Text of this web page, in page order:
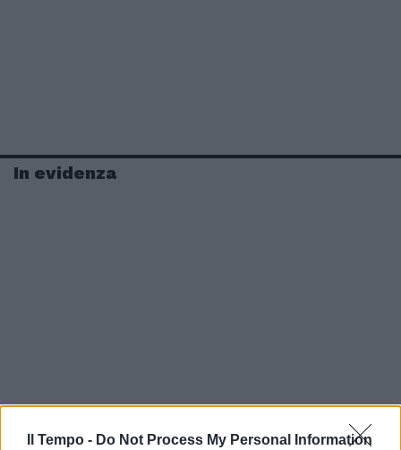
Il Tempo - Do Not Process My Personal Information
In evidenza